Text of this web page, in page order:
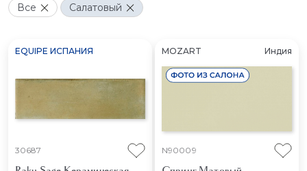
Все Салатовый
EQUIPE ИСПАНИЯ
30687
MOZART Индия
N90009